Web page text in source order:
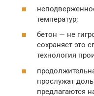
температур;
бетон — не
сохраняет это
технология
прослужат
предлагаются